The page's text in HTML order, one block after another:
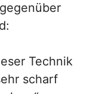
Technik
scharf